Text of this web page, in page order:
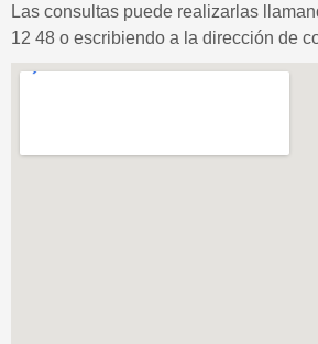
Las consultas puede realizarlas
12 48 o escribiendo a la dirección de